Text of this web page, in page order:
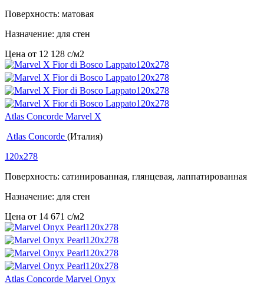
Поверхность: матовая
Назначение: для стен
Цена от 12 128 c/м2
Atlas Concorde Marvel X
Atlas Concorde (Италия)
120x278
Поверхность: сатинированная, глянцевая, лаппатированная
Назначение: для стен
Цена от 14 671 c/м2
Atlas Concorde Marvel Onyx